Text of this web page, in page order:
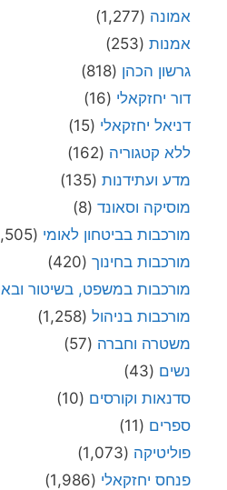
אמונה (1,277)
אמנות (253)
גרשון הכהן (818)
דור יחזקאלי (16)
דניאל יחזקאלי (15)
ללא קטגוריה (162)
מדע ועתידנות (135)
מוסיקה וסאונד (8)
מורכבות בביטחון לאומי (4,505)
מורכבות בחינוך (420)
מורכבות במשפט, בשיטור
מורכבות בניהול (1,258)
משטרה וחברה (57)
נשים (43)
סדנאות וקורסים (10)
ספרים (11)
פוליטיקה (1,073)
פנחס יחזקאלי (1,986)